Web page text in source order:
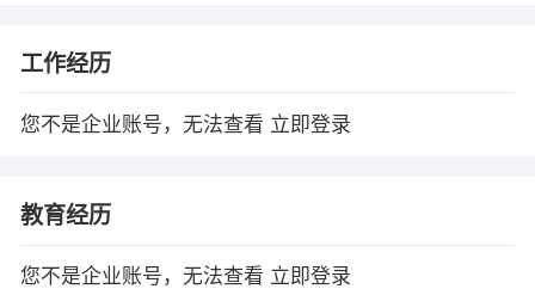
工作经历
您不是企业账号，无法查看 立即登录
教育经历
您不是企业账号，无法查看 立即登录